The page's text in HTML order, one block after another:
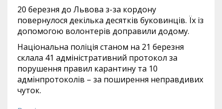
20 березня до Львова з-за кордону
повернулося декілька десятків буковинців. Їх із
допомогою волонтерів доправили додому.
Національна поліція станом на 21 березня
склала 41 адміністративний протокол за
порушення правил карантину та 10
адмінпротоколів – за поширення неправдивих
чуток.